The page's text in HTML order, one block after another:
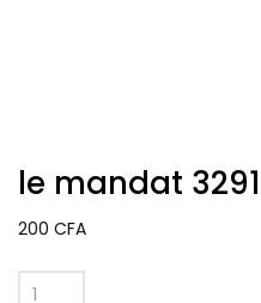
le mandat 3291
200 CFA
quantité